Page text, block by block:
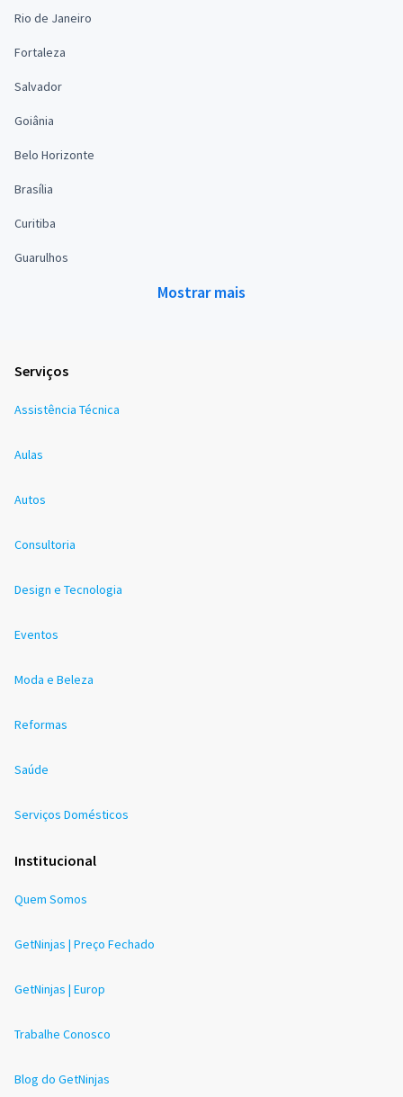
Rio de Janeiro
Fortaleza
Salvador
Goiânia
Belo Horizonte
Brasília
Curitiba
Guarulhos
Mostrar mais
Serviços
Assistência Técnica
Aulas
Autos
Consultoria
Design e Tecnologia
Eventos
Moda e Beleza
Reformas
Saúde
Serviços Domésticos
Institucional
Quem Somos
GetNinjas | Preço Fechado
GetNinjas | Europ
Trabalhe Conosco
Blog do GetNinjas